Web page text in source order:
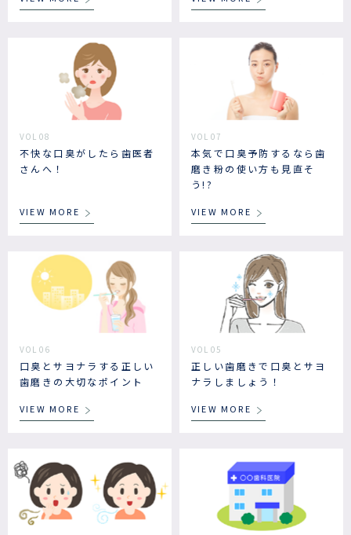
VOL 08
不快な口臭がしたら歯医者
さんへ！
VIEW MORE
VOL 07
本気で口臭予防するなら歯
磨き粉の使い方も見直そ
う!?
VIEW MORE
VOL 06
口臭とサヨナラする正しい
歯磨きの大切なポイント
VIEW MORE
VOL 05
正しい歯磨きで口臭とサヨ
ナラしましょう！
VIEW MORE